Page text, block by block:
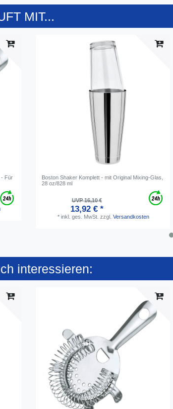
MIT...
- Für
Boston Shaker Komplett - mit Original Mixing-Glas,
28 oz/828 ml
UVP 16,10 €
13,92 € *
* inkl. ges. MwSt. zzgl. Versandkosten
interessieren: